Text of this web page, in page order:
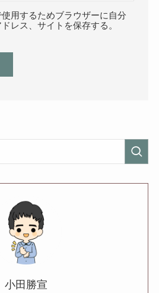
用するためブラウザーに自分
レス、サイトを保存する。
小田勝宣